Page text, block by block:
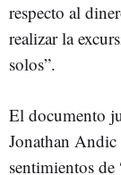
respecto al
realizar la
solos”.
El documento
Jonathan Andic
sentimientos de